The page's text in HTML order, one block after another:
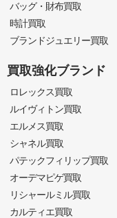
バッグ・財布買取
時計買取
ブランドジュエリー買取
買取強化ブランド
ロレックス買取
ルイヴィトン買取
エルメス買取
シャネル買取
パテックフィリップ買取
オーデマピゲ買取
リシャールミル買取
カルティエ買取